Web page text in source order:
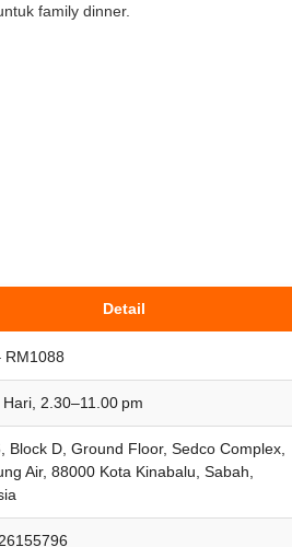
family dinner.
Detail
RM1088
2.30–11.00 pm
Block D, Ground Floor, Sedco Complex,
Air, 88000 Kota Kinabalu, Sabah,